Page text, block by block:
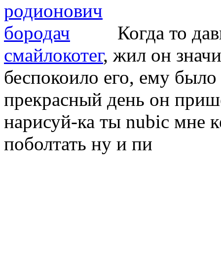
Когда то
смайлокотег, жил он
беспокоило его, ему
прекрасный день он
нарисуй-ка ты nubic мне
поболтать ну и пи